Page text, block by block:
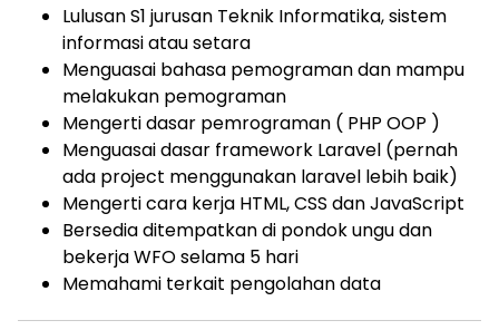
Lulusan S1 jurusan Teknik Informatika, sistem
informasi atau setara
Menguasai bahasa pemograman dan mampu
melakukan pemograman
Mengerti dasar pemrograman ( PHP OOP )
Menguasai dasar framework Laravel (pernah
ada project menggunakan laravel lebih baik)
Mengerti cara kerja HTML, CSS dan JavaScript
Bersedia ditempatkan di pondok ungu dan
bekerja WFO selama 5 hari
Memahami terkait pengolahan data